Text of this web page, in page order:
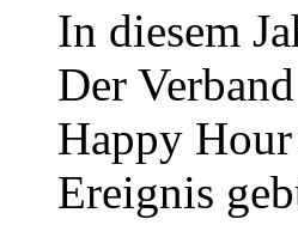
In diesem
Der
Happy
Ereignis